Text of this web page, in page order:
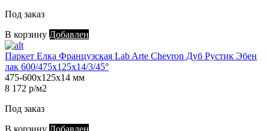
Под заказ
В корзину Добавлен
Паркет Елка Французская Lab Arte Chevron Дуб Рустик Эбен
лак 600/475х125х14/3/45°
475-600х125х14 мм
8 172 р/м2
Под заказ
В корзину Добавлен